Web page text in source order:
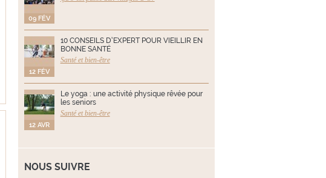
09 FÉV
12 FÉV
10 CONSEILS D’EXPERT POUR VIEILLIR EN
BONNE SANTÉ
Santé et bien-être
12 AVR
Le yoga : une activité physique rêvée pour
les seniors
Santé et bien-être
NOUS SUIVRE